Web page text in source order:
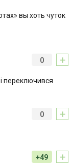
вы хоть чуток
+
0
переключився
+
0
+
+49